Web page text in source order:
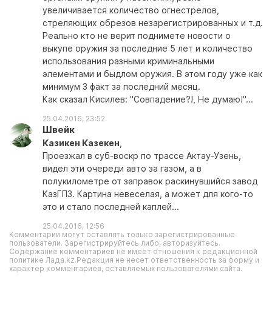
увеличивается количество огнестрелов,
стреляющих обрезов незарегистрированных и т.д.
Реально кто не верит поднимете новости о
выкупе оружия за последние 5 лет и количество
использования разными криминальными
элементами и быдлом оружия. В этом году уже как
минимум 3 факт за последний месяц.
Как сказал Кисилев: "Совпадение?!, Не думаю!"...
25.04.2016, 23:52
Швейк
Казикен Казекен
Проезжал в суб-воскр по трассе Актау-Узень,
видел эти очереди авто за газом, а в
полукилометре от заправок раскинувшийся завод
КазГПЗ. Картина невеселая, а может для кого-то
это и стало последней каплей...
25.04.2016, 12:56
Комментарии могут оставлять только зарегистрированные
пользователи. Зарегистрируйтесь либо, авторизуйтесь.
Содержание комментариев не имеет отношения к редакционной
политике Лада.kz.Редакция не несет ответственность за форму и
характер комментариев, оставляемых пользователями сайта.